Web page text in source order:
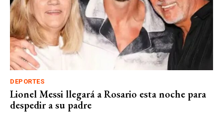
DEPORTES
Lionel Messi llegará a Rosario esta noche para
despedir a su padre